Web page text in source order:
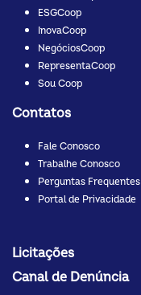
ESGCoop
InovaCoop
NegóciosCoop
RepresentaCoop
Sou Coop
Contatos
Fale Conosco
Trabalhe Conosco
Perguntas Frequentes
Portal de Privacidade
Licitações
Canal de Denúncia